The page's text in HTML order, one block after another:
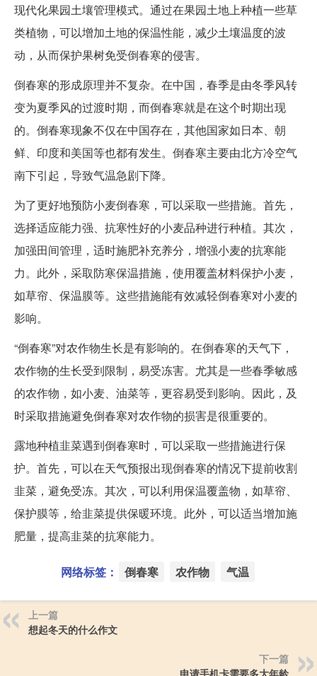
现代化果园土壤管理模式。通过在果园土地上种植一些草
类植物，可以增加土地的保温性能，减少土壤温度的波
动，从而保护果树免受倒春寒的侵害。
倒春寒的形成原理并不复杂。在中国，春季是由冬季风转
变为夏季风的过渡时期，而倒春寒就是在这个时期出现
的。倒春寒现象不仅在中国存在，其他国家如日本、朝
鲜、印度和美国等也都有发生。倒春寒主要由北方冷空气
南下引起，导致气温急剧下降。
为了更好地预防小麦倒春寒，可以采取一些措施。首先，
选择适应能力强、抗寒性好的小麦品种进行种植。其次，
加强田间管理，适时施肥补充养分，增强小麦的抗寒能
力。此外，采取防寒保温措施，使用覆盖材料保护小麦，
如草帘、保温膜等。这些措施能有效减轻倒春寒对小麦的
影响。
“倒春寒”对农作物生长是有影响的。在倒春寒的天气下，
农作物的生长受到限制，易受冻害。尤其是一些春季敏感
的农作物，如小麦、油菜等，更容易受到影响。因此，及
时采取措施避免倒春寒对农作物的损害是很重要的。
露地种植韭菜遇到倒春寒时，可以采取一些措施进行保
护。首先，可以在天气预报出现倒春寒的情况下提前收割
韭菜，避免受冻。其次，可以利用保温覆盖物，如草帘、
保护膜等，给韭菜提供保暖环境。此外，可以适当增加施
肥量，提高韭菜的抗寒能力。
网络标签： 倒春寒 农作物 气温
上一篇
想起冬天的什么作文
下一篇
申请手机卡需要多大年龄